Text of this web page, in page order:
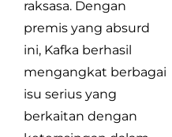
raksasa. Dengan
premis yang absurd
ini, Kafka berhasil
mengangkat berbagai
isu serius yang
berkaitan dengan